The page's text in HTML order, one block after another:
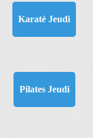
Karaté Jeudi
Pilates Jeudi